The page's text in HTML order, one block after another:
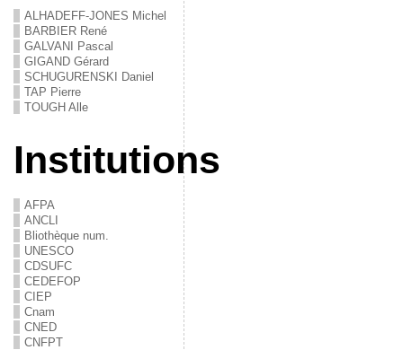
ALHADEFF-JONES Michel
BARBIER René
GALVANI Pascal
GIGAND Gérard
SCHUGURENSKI Daniel
TAP Pierre
TOUGH Alle
Institutions
AFPA
ANCLI
Bliothèque num.
UNESCO
CDSUFC
CEDEFOP
CIEP
Cnam
CNED
CNFPT